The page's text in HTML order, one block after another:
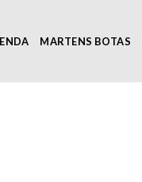
MARTENS BOTAS